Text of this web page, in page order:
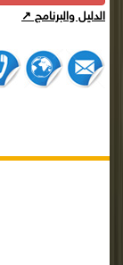
الدليل والبرنامج ↗